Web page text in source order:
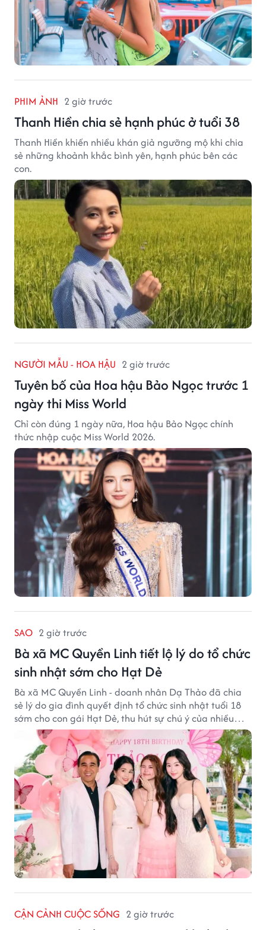
PHIM ẢNH 2 giờ trước
Thanh Hiền chia sẻ hạnh phúc ở tuổi 38
Thanh Hiền khiến nhiều khán giả ngưỡng mộ khi chia
sẻ những khoảnh khắc bình yên, hạnh phúc bên các
con.
NGƯỜI MẪU - HOA HẬU 2 giờ trước
Tuyên bố của Hoa hậu Bảo Ngọc trước 1
ngày thi Miss World
Chỉ còn đúng 1 ngày nữa, Hoa hậu Bảo Ngọc chính
thức nhập cuộc Miss World 2026.
SAO 2 giờ trước
Bà xã MC Quyền Linh tiết lộ lý do tổ chức
sinh nhật sớm cho Hạt Dẻ
Bà xã MC Quyền Linh - doanh nhân Dạ Thảo đã chia
sẻ lý do gia đình quyết định tổ chức sinh nhật tuổi 18
sớm cho con gái Hạt Dẻ, thu hút sự chú ý của nhiều
người hâm mộ.
CẬN CẢNH CUỘC SỐNG 2 giờ trước